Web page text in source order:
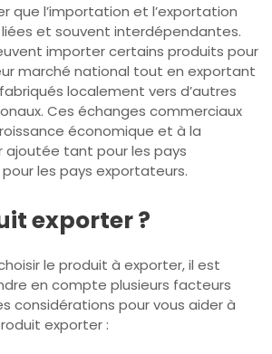
que l’importation et l’exportation
et souvent interdépendantes.
importer certains produits pour
marché national tout en exportant
localement vers d’autres
Ces échanges commerciaux
économique et à la
ajoutée tant pour les pays
les pays exportateurs.
exporter ?
le produit à exporter, il est
en compte plusieurs facteurs
considérations pour vous aider à
exporter :